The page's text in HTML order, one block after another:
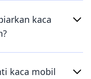
kaca
kaca mobil